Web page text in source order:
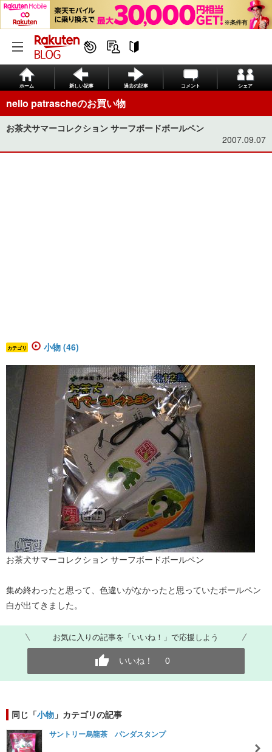
ホーム 新しい記事 過去の記事 コメント シェア
nello patrascheのお買い物
お茶犬サマーコレクション サーフボードボールペン
2007.09.07
カテゴリ 小物 (46)
お茶犬サマーコレクション サーフボードボールペン
集め終わったと思って、色違いがなかったと思っていたボールペン
白が出てきました。
お気に入りの記事を「いいね！」で応援しよう
いいね！ 0
同じ「小物 」カテゴリの記事
サントリー烏龍茶 パンダスタンプ